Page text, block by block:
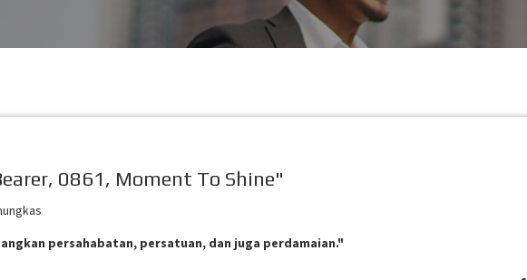
0861, Moment To Shine"
persahabatan, persatuan, dan juga perdamaian."